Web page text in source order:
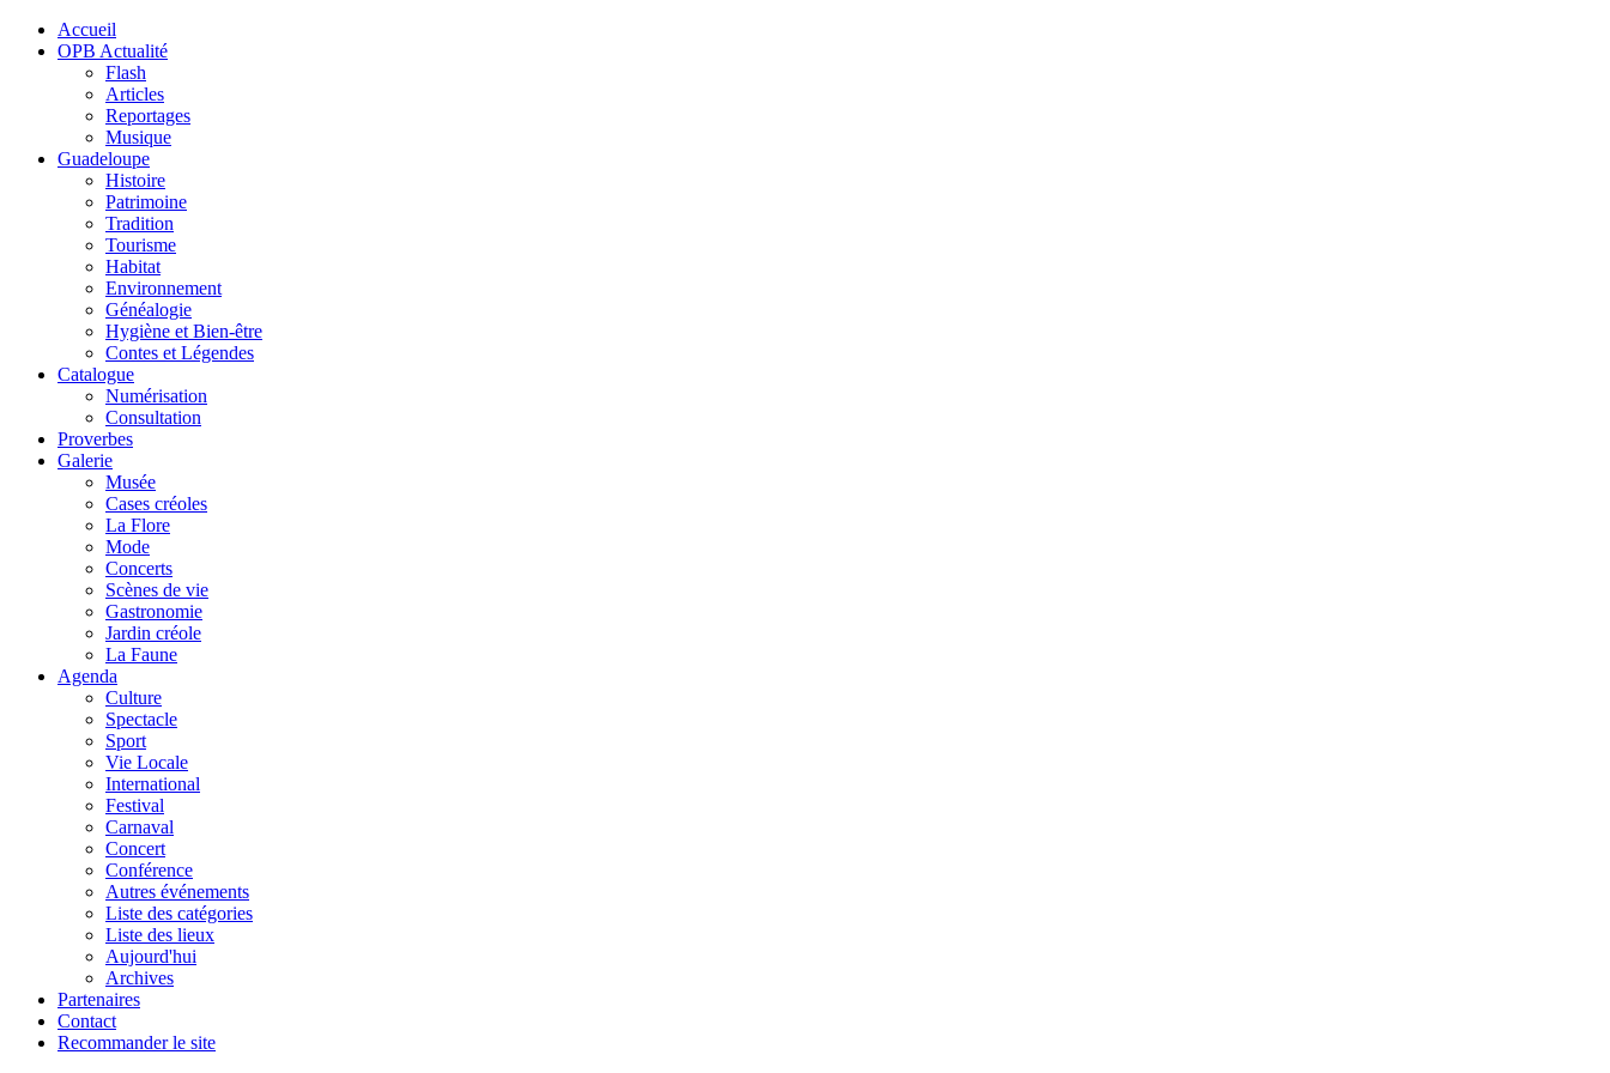
Accueil
OPB Actualité
Flash
Articles
Reportages
Musique
Guadeloupe
Histoire
Patrimoine
Tradition
Tourisme
Habitat
Environnement
Généalogie
Hygiène et Bien-être
Contes et Légendes
Catalogue
Numérisation
Consultation
Proverbes
Galerie
Musée
Cases créoles
La Flore
Mode
Concerts
Scènes de vie
Gastronomie
Jardin créole
La Faune
Agenda
Culture
Spectacle
Sport
Vie Locale
International
Festival
Carnaval
Concert
Conférence
Autres événements
Liste des catégories
Liste des lieux
Aujourd'hui
Archives
Partenaires
Contact
Recommander le site